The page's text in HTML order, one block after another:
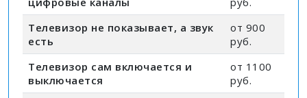
Телевизор не показывает, а звук
есть
от 900
руб.
Телевизор сам включается и
выключается
от 1100
руб.